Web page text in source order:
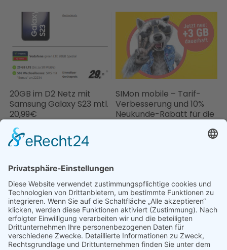
20GB im D2 Netz mit
Samsung Galaxy S23 mtl.
20,99€
SIMon mobile – Tarif-
Verbesserung und 10%
Neukunde-Rabatt für die
© 2024 HandyGarten.de